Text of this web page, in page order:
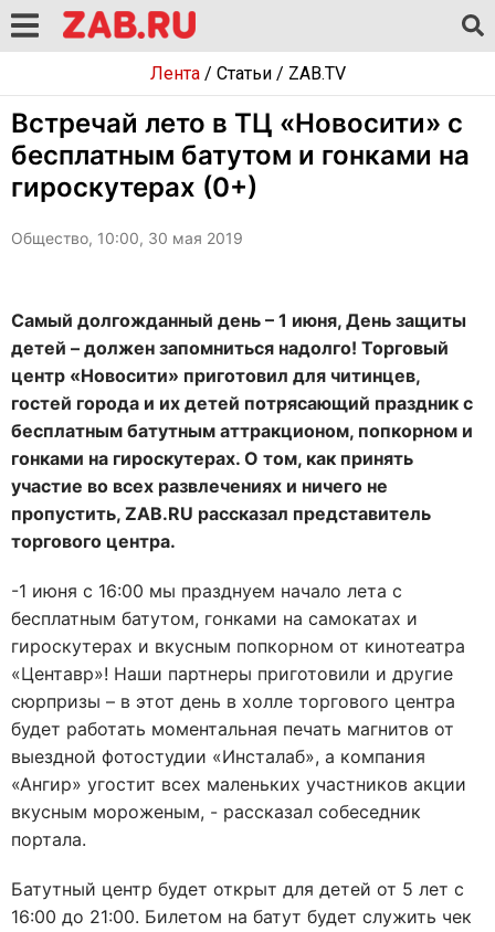
Лента/ Статьи/ ZAB.TV
Встречай лето в ТЦ «Новосити» с
бесплатным батутом и гонками на
гироскутерах (0+)
Общество, 10:00, 30 мая 2019
Самый долгожданный день – 1 июня, День защиты
детей – должен запомниться надолго! Торговый
центр «Новосити» приготовил для читинцев,
гостей города и их детей потрясающий праздник с
бесплатным батутным аттракционом, попкорном и
гонками на гироскутерах. О том, как принять
участие во всех развлечениях и ничего не
пропустить, ZAB.RU рассказал представитель
торгового центра.
-1 июня с 16:00 мы празднуем начало лета с
бесплатным батутом, гонками на самокатах и
гироскутерах и вкусным попкорном от кинотеатра
«Центавр»! Наши партнеры приготовили и другие
сюрпризы – в этот день в холле торгового центра
будет работать моментальная печать магнитов от
выездной фотостудии «Инсталаб», а компания
«Ангир» угостит всех маленьких участников акции
вкусным мороженым, - рассказал собеседник
портала.
Батутный центр будет открыт для детей от 5 лет с
16:00 до 21:00. Билетом на батут будет служить чек